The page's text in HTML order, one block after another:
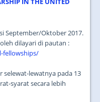
September/Oktober 2017.
dilayari di pautan :
fellowships/
selewat-lewatnya pada 13
syarat secara lebih